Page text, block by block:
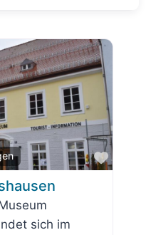
Favorit
sich im